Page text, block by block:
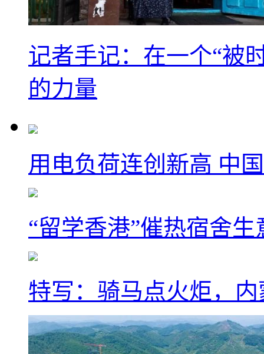
记者手记：在一个“被
的力量
用电负荷连创新高 中
“留学香港”催热宿舍
特写：骑马点火炬，